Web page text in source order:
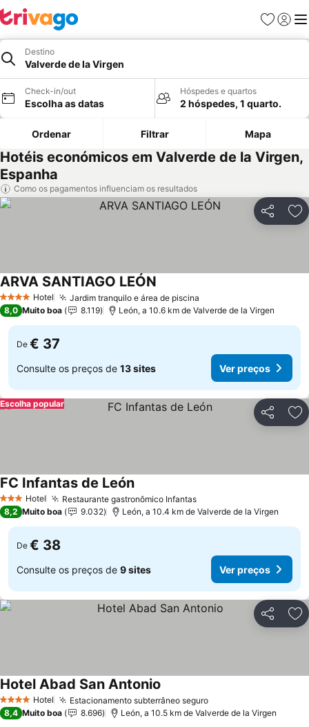
Favoritos
Iniciar
Destino
Valverde de la Virgen
Check-in/out
Escolha as datas
Hóspedes e quartos
2 hóspedes, 1 quarto.
Ordenar Filtrar Mapa
Hotéis económicos em Valverde de la Virgen,
Espanha
Como os pagamentos influenciam os resultados
Partilhar
4 EstrelasHotel Jardim tranquilo e área de piscina
ARVA SANTIAGO LEÓN
8,0 Muito boa 8.119 León, a 10.6 km de Valverde de la Virgen
De € 37
Consulte os preços de 13 sites Ver preços
Partilhar
Escolha popular
3 EstrelasHotel Restaurante gastronômico Infantas
FC Infantas de León
8,2 Muito boa 9.032 León, a 10.4 km de Valverde de la Virgen
De € 38
Consulte os preços de 9 sites Ver preços
Partilhar
4 EstrelasHotel Estacionamento subterrâneo seguro
Hotel Abad San Antonio
8,4 Muito boa 8.696 León, a 10.5 km de Valverde de la Virgen